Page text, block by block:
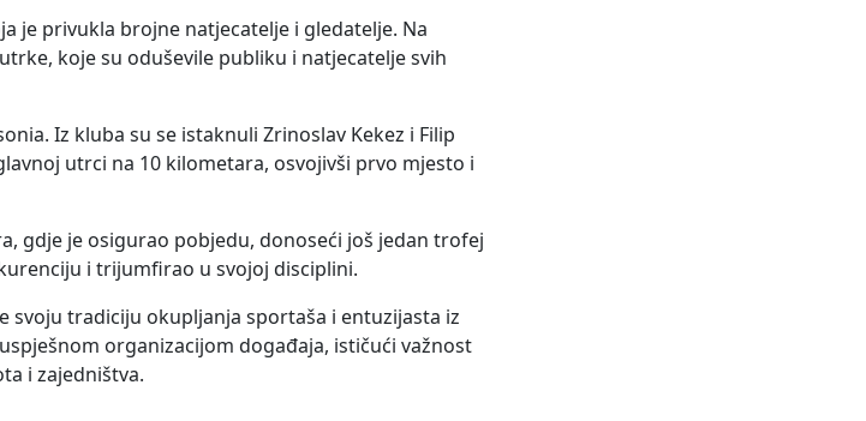
je privukla brojne natjecatelje i gledatelje. Na
koje su oduševile publiku i natjecatelje svih
Iz kluba su se istaknuli Zrinoslav Kekez i Filip
utrci na 10 kilometara, osvojivši prvo mjesto i
gdje je osigurao pobjedu, donoseći još jedan trofej
i trijumfirao u svojoj disciplini.
svoju tradiciju okupljanja sportaša i entuzijasta iz
organizacijom događaja, ističući važnost
i zajedništva.